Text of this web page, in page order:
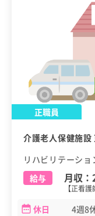
正職員
介護老人保健施設
リハビリテーシ
給与
月収：
【正看
休日
4週8